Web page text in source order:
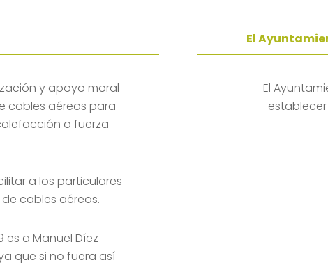
y apoyo moral
cables aéreos para
o fuerza
a los particulares
cables aéreos.
a Manuel Díez
que si no fuera así
El
El